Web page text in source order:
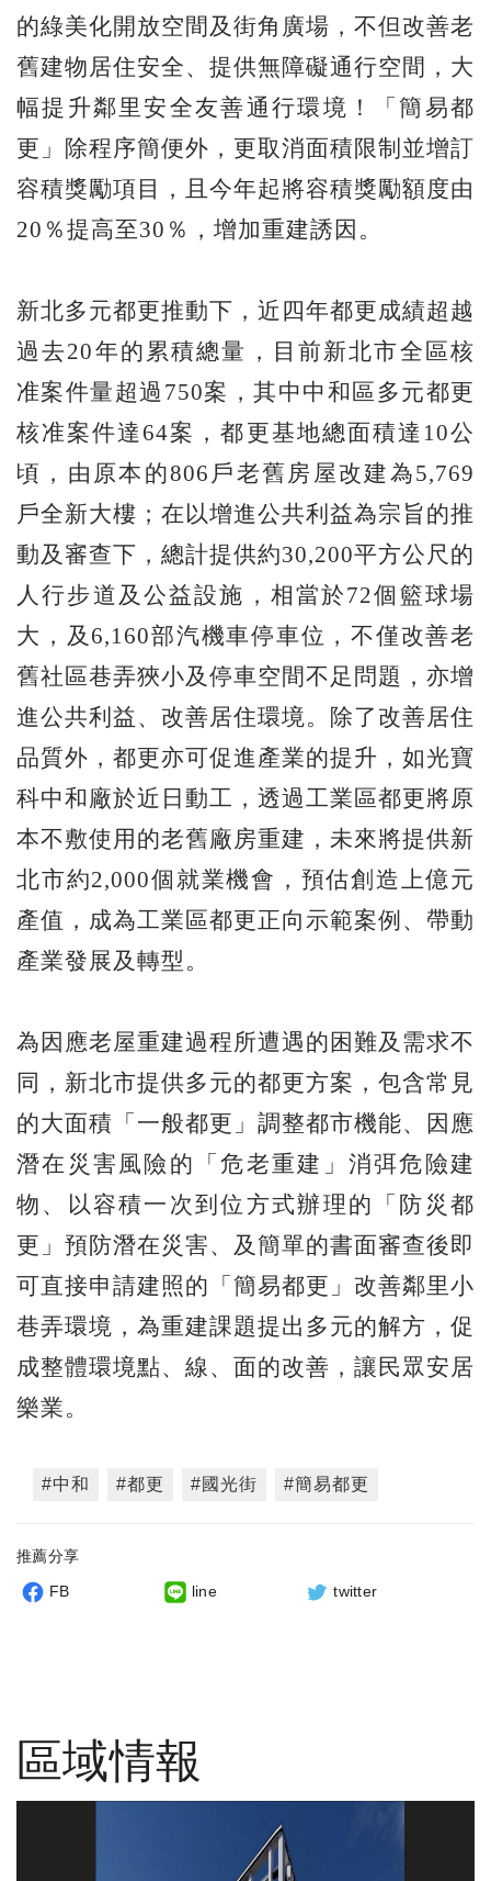
的綠美化開放空間及街角廣場，不但改善老
舊建物居住安全、提供無障礙通行空間，大
幅提升鄰里安全友善通行環境！「簡易都
更」除程序簡便外，更取消面積限制並增訂
容積獎勵項目，且今年起將容積獎勵額度由
20％提高至30％，增加重建誘因。
新北多元都更推動下，近四年都更成績超越
過去20年的累積總量，目前新北市全區核
准案件量超過750案，其中中和區多元都更
核准案件達64案，都更基地總面積達10公
頃，由原本的806戶老舊房屋改建為5,769
戶全新大樓；在以增進公共利益為宗旨的推
動及審查下，總計提供約30,200平方公尺的
人行步道及公益設施，相當於72個籃球場
大，及6,160部汽機車停車位，不僅改善老
舊社區巷弄狹小及停車空間不足問題，亦增
進公共利益、改善居住環境。除了改善居住
品質外，都更亦可促進產業的提升，如光寶
科中和廠於近日動工，透過工業區都更將原
本不敷使用的老舊廠房重建，未來將提供新
北市約2,000個就業機會，預估創造上億元
產值，成為工業區都更正向示範案例、帶動
產業發展及轉型。
為因應老屋重建過程所遭遇的困難及需求不
同，新北市提供多元的都更方案，包含常見
的大面積「一般都更」調整都市機能、因應
潛在災害風險的「危老重建」消弭危險建
物、以容積一次到位方式辦理的「防災都
更」預防潛在災害、及簡單的書面審查後即
可直接申請建照的「簡易都更」改善鄰里小
巷弄環境，為重建課題提出多元的解方，促
成整體環境點、線、面的改善，讓民眾安居
樂業。
#中和 #都更 #國光街 #簡易都更
推薦分享
FB line twitter
區域情報